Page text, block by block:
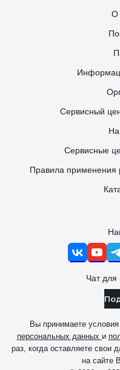
О
Сервисный
Сервисные
Правила применения
Чат для
Вы принимаете условия
персональных данных и
раз, когда оставляете свои
на сайте